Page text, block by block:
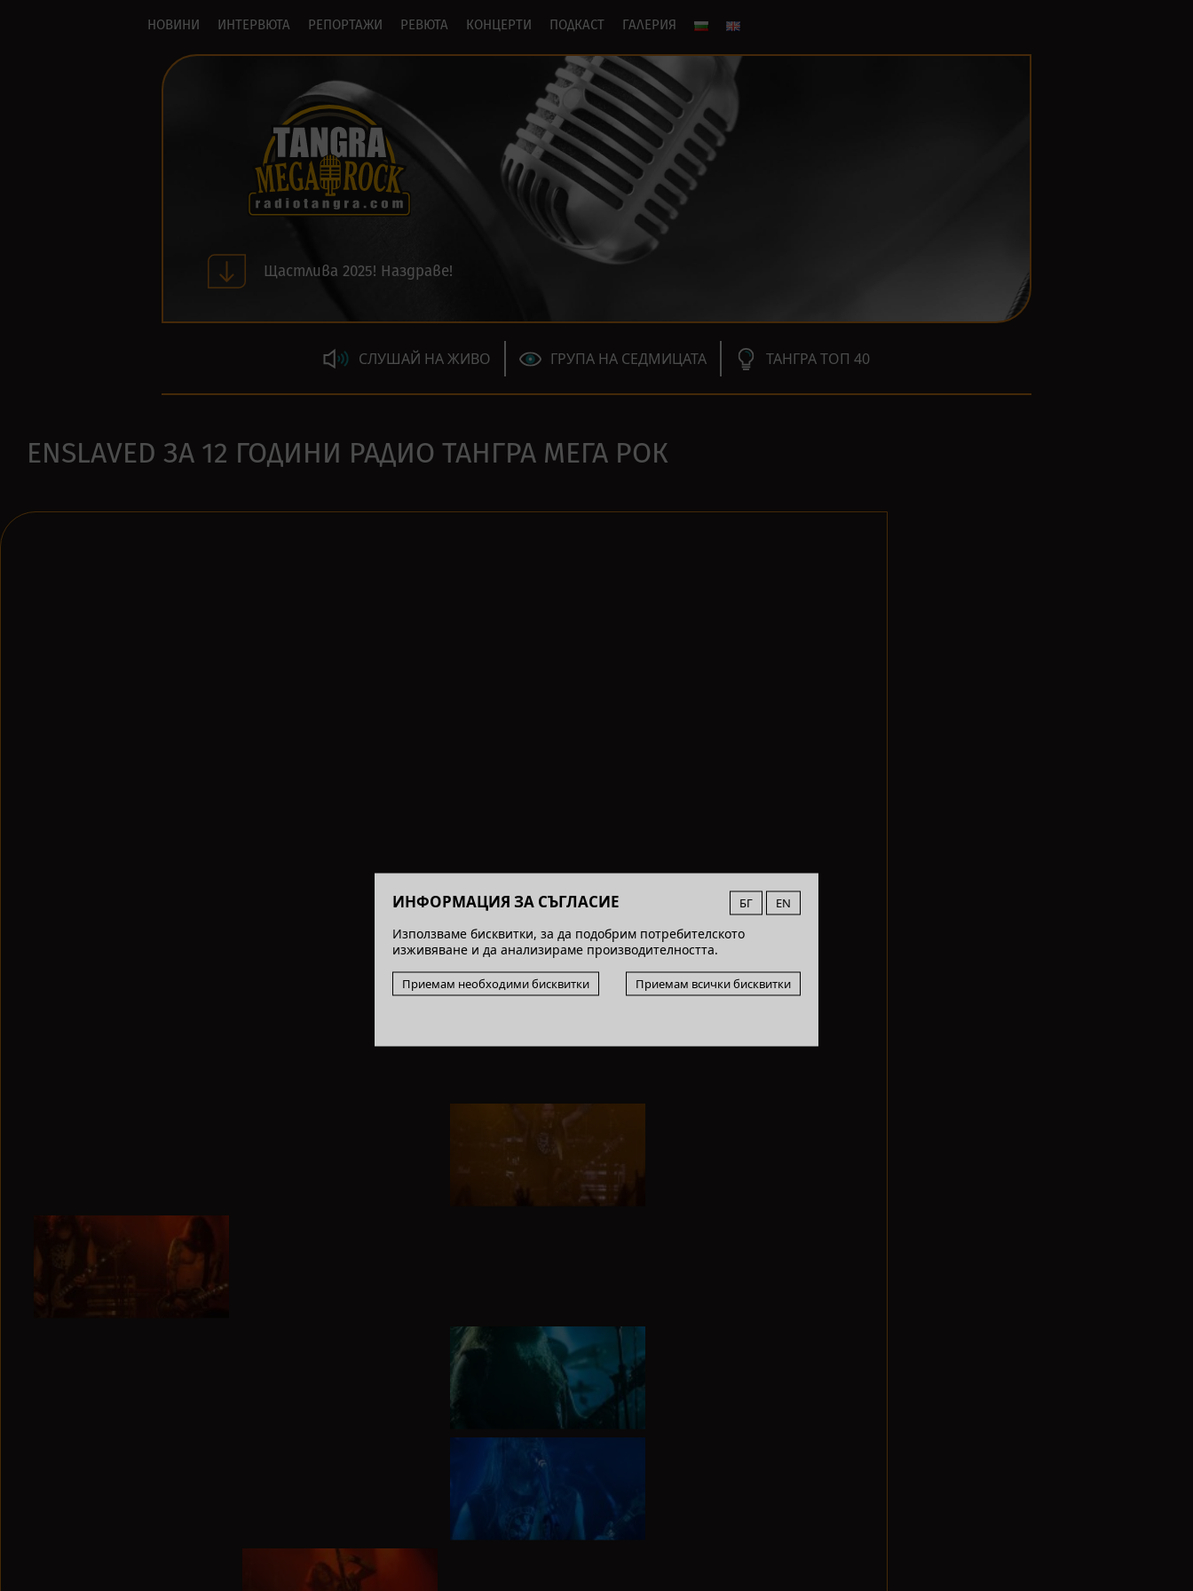
ИНФОРМАЦИЯ ЗА СЪГЛАСИЕ БГ EN
Използваме бисквитки, за да подобрим потребителското
изживяване и да анализираме производителността.
Приемам необходими бисквитки Приемам всички бисквитки
НОВИНИ ИНТЕРВЮТА РЕПОРТАЖИ РЕВЮТА КОНЦЕРТИ ПОДКАСТ ГАЛЕРИЯ
Щастлива 2025! Наздраве!
СЛУШАЙ НА ЖИВО ГРУПА НА СЕДМИЦАТА ТАНГРА ТОП 40
ENSLAVED ЗА 12 ГОДИНИ РАДИО ТАНГРА МЕГА РОК